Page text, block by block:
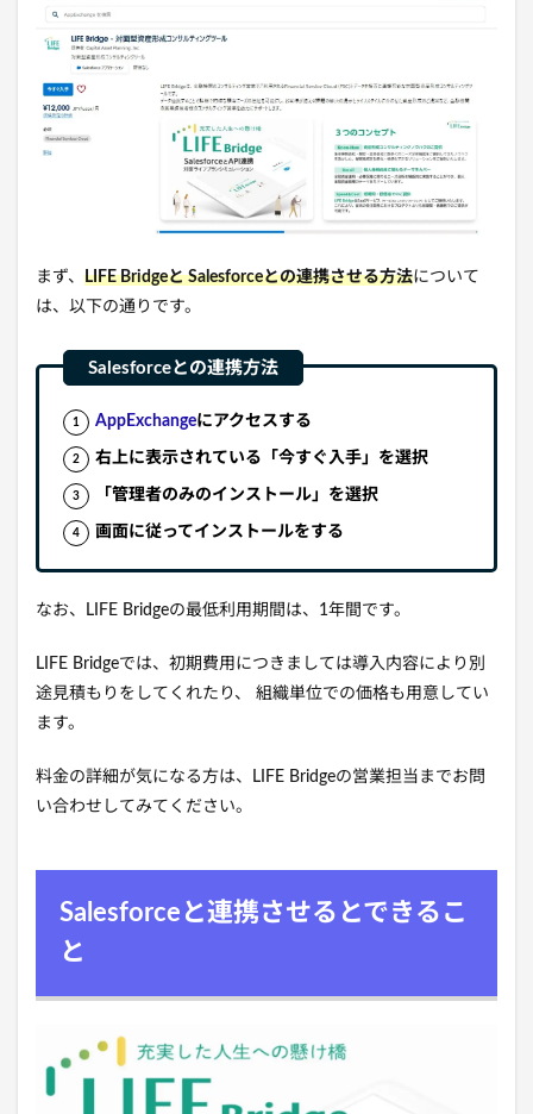
まず、 LIFE Bridgeと Salesforceとの連携させる方法について
は、以下の通りです。
AppExchangeにアクセスする
右上に表示されている「今すぐ入手」を選択
「管理者のみのインストール」を選択
画面に従ってインストールをする
なお、LIFE Bridgeの最低利用期間は、1年間です。
LIFE Bridgeでは、初期費用につきましては導入内容により別
途見積もりをしてくれたり、 組織単位での価格も用意してい
ます。
料金の詳細が気になる方は、LIFE Bridgeの営業担当までお問
い合わせしてみてください。
Salesforceと連携させるとできるこ
と